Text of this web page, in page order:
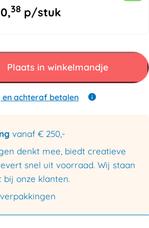
0,38 p/stuk
Plaats in winkelmandje
en achteraf betalen
vanaf € 250,-
denkt mee, biedt creatieve
snel uit voorraad. Wij staan
bij onze klanten.
verpakkingen